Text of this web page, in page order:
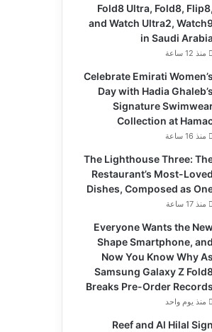
Fold8 Ultra, Fold8, Flip8,
and Watch Ultra2,
in Saudi
منذ 12 ساعة
Celebrate Emirati Women’s
Day with Hadia Ghaleb’s
Signature
Collection at
منذ 16 ساعة
The Lighthouse Three:
Restaurant’s Most-Loved
Dishes, Composed as
منذ 17 ساعة
Everyone Wants the
Shape Smartphone, and
Now You Know Why As
Samsung Galaxy Z
Breaks Pre-Order Records
منذ يوم واحد
Reef and Al Hilal Sign